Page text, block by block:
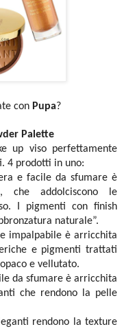
con Pupa?
Palette
up viso perfettamente
4 prodotti in uno:
e facile da sfumare è
che addolciscono le
I pigmenti con finish
naturale”.
impalpabile è arricchita
e pigmenti trattati
e vellutato.
da sfumare è arricchita
che rendono la pelle
rendono la texture